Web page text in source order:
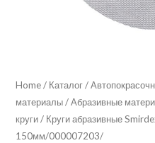
Home/ Каталог/
материалы/Абразивные
круги/ Круги абразивные
150мм/000007203/